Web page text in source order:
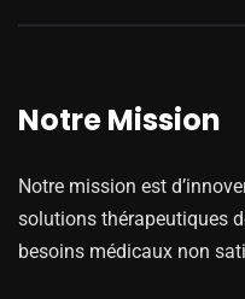
Notre Mission
Notre mission est
solutions thérapeutiques
besoins médicaux non